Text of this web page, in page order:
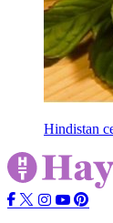
Hindistan